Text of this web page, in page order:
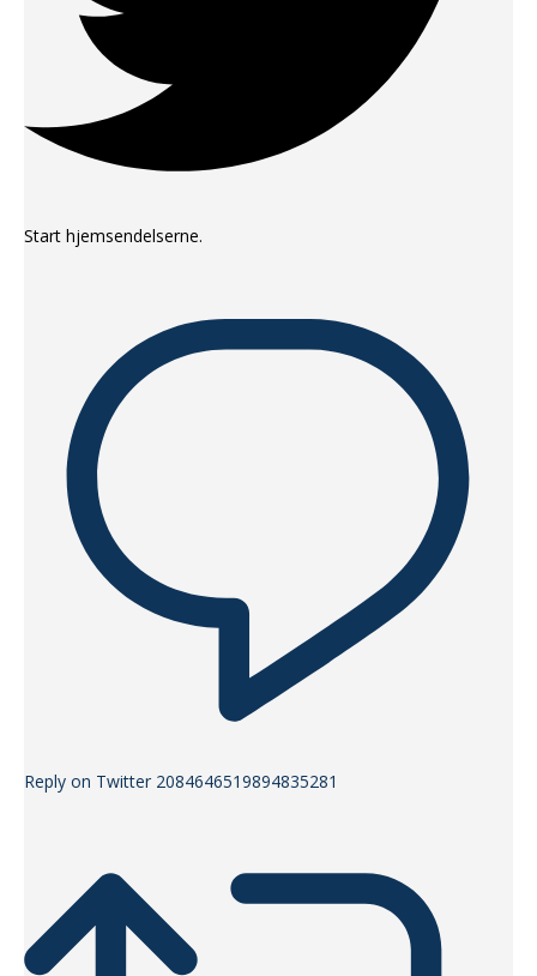
Start hjemsendelserne.
Reply on Twitter 2084646519894835281